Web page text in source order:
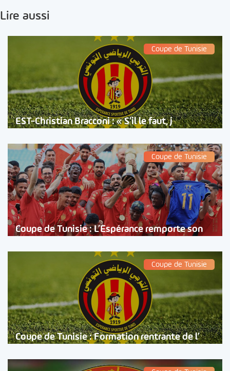
Lire aussi
Coupe de Tunisie
EST-Christian Bracconi : « S’il le faut, j
Coupe de Tunisie
Coupe de Tunisie : L’Espérance remporte son
Coupe de Tunisie
Coupe de Tunisie : Formation rentrante de l’